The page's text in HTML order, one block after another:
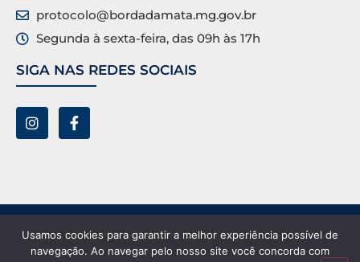
protocolo@bordadamata.mg.gov.br
Segunda à sexta-feira, das 09h às 17h
SIGA NAS REDES SOCIAIS
Prefeitura Municipal de Borda da Mata ©. Todos os
direitos reservados.
Usamos cookies para garantir a melhor experiência possível de
navegação. Ao navegar pelo nosso site você concorda com